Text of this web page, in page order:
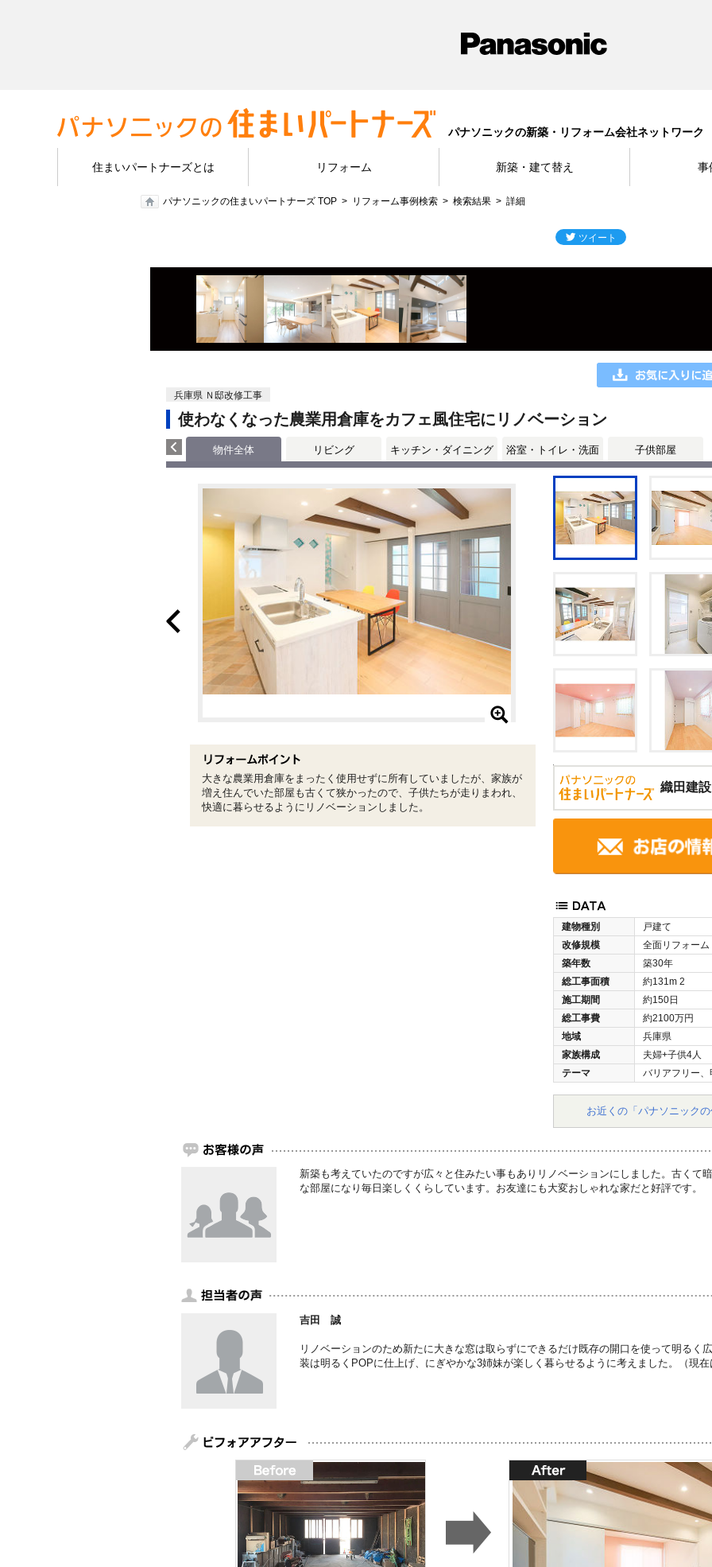
パナソニックの新築・リフォーム会社ネットワーク
住まいパートナーズとは リフォーム 新築・建て替え 事
パナソニックの住まいパートナーズ TOP リフォーム事例検索 検索結果 詳細
兵庫県 Ｎ邸改修工事
使わなくなった農業用倉庫をカフェ風住宅にリノベーション
物件全体 リビング キッチン・ダイニング 浴室・トイレ・洗面 子供部屋
織田建
建物種別
戸建て
改修規模
全面リフォーム
築年数
築30年
総工事面積
約131m 2
施工期間
約150日
総工事費
約2100万円
地域
兵庫県
家族構成
夫婦+子供4人
テーマ
バリアフリー
お近くの「パナソニック
大きな農業用倉庫をまったく使用せずに所有していましたが、家族が
増え住んでいた部屋も古くて狭かったので、子供たちが走りまわれ、
快適に暮らせるようにリノベーションしました。
新築も考えていたのですが広々と住みたい事もありリノベーションにしました。古くて
な部屋になり毎日楽しくくらしています。お友達にも大変おしゃれな家だと好評です。
吉田 誠
リノベーションのため新たに大きな窓は取らずにできるだけ既存の開口を使って明るく
装は明るくPOPに仕上げ、にぎやかな3姉妹が楽しく暮らせるように考えました。（現